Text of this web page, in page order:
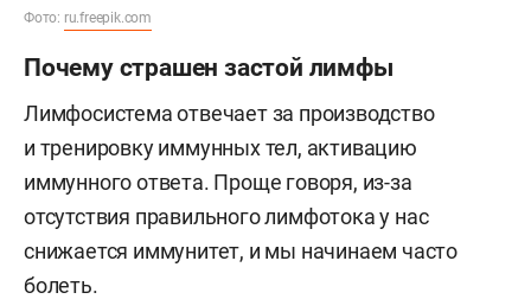
Фото: ru.freepik.com
Почему страшен застой лимфы
Лимфосистема отвечает за производство
и тренировку иммунных тел, активацию
иммунного ответа. Проще говоря, из-за
отсутствия правильного лимфотока у нас
снижается иммунитет, и мы начинаем часто
болеть.